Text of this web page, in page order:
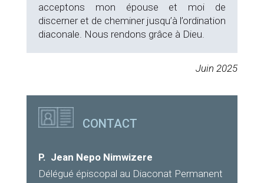
acceptons mon épouse et moi de
discerner et de cheminer jusqu’à l’ordination
diaconale. Nous rendons grâce à Dieu.
Juin 2025
CONTACT
P. Jean Nepo Nimwizere
Délégué épiscopal au Diaconat Permanent